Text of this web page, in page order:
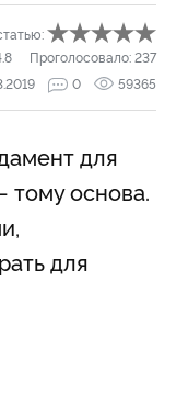
Проголосовало:237
0 59365
для
тому основа.
для